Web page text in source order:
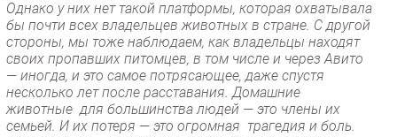
Однако у них нет такой платформы, которая охватывала
бы почти всех владельцев животных в стране. С другой
стороны, мы тоже наблюдаем, как владельцы находят
своих пропавших питомцев, в том числе и через Авито
— иногда, и это самое потрясающее, даже спустя
несколько лет после расставания. Домашние
животные для большинства людей — это члены их
семьей. И их потеря — это огромная трагедия и боль.